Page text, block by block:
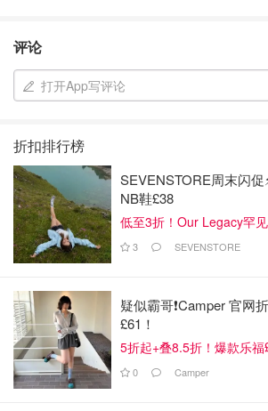
评论
打开App写评论
折扣排行榜
SEVENSTORE周末闪促
NB鞋£38
低至3折！Our Legacy罕
3 SEVENSTORE
疑似霸哥❗️Camper 官网
£61！
5折起+叠8.5折！爆款乐福
0 Camper